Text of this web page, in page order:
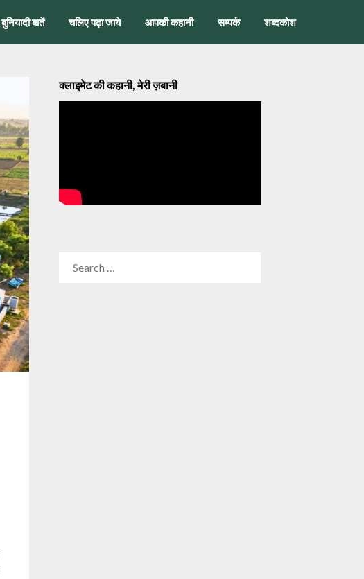
बुनियादी बातें चलिए पढ़ा जाये आपकी कहानी सम्पर्क शब्दकोश
क्लाइमेट की कहानी, मेरी ज़बानी